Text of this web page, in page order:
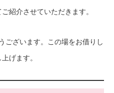
紹介させていただきます。
ございます。この場をお借りし
げます。